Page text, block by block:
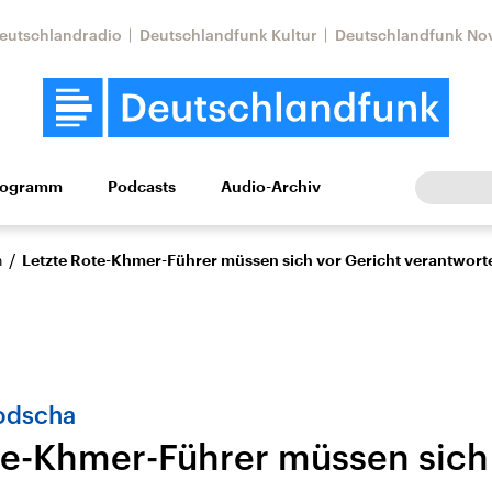
Deutschlandfunk Kultur Deutschlandfunk
Wissen Kultur Europa
Nahostkonflikt
Iran
Podcasts Audio-Archiv
/ Letzte Rote-Khmer-Führer müssen sich vor Gericht
Khmer-Führer müssen